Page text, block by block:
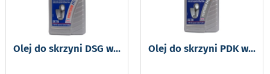
Olej do skrzyni DSG w... Olej do skrzyni PDK w...